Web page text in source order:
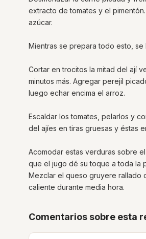
extracto de tomates y el
azúcar.
Mientras se prepara todo esto,
Cortar en trocitos la mitad del ají
minutos más. Agregar perejil
luego echar encima el arroz.
Escaldar los tomates, pelarlos y
del ajíes en tiras gruesas y éstas
Acomodar estas verduras sobre
que el jugo dé su toque a toda la
Mezclar el queso gruyere rallado
caliente durante media hora.
Comentarios sobre esta